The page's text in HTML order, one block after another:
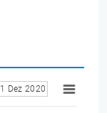
1 Dez 2020